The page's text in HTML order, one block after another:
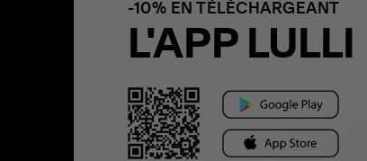
-10% EN TÉLÉCHARGEANT
L'APP LULLI